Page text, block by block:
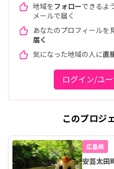
地域をフォローできるよ
メールで届く
あなたのプロフィールを
届く
気になった地域の人に直
ログイン/ユ
このプロジ
広島県
安芸太田